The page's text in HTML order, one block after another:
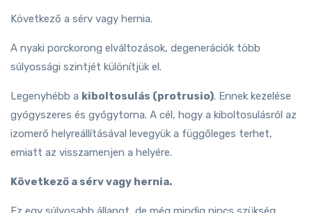
Következő a sérv vagy hernia.
A nyaki porckorong elváltozások, degenerációk több
súlyossági szintjét különítjük el.
Legenyhébb a kiboltosulás (protrusio). Ennek kezelése
gyógyszeres és gyógytorna. A cél, hogy a kiboltosulásról az
izomerő helyreállításával levegyük a függőleges terhet,
emiatt az visszamenjen a helyére.
Következő a sérv vagy hernia.